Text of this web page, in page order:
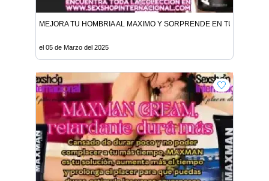
MEJORA TU HOMBRIA AL MAXIMO Y SORPRENDE EN TUS
el 05 de Marzo del 2025